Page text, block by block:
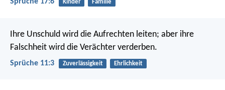
Sprüche 17:6 Kinder Familie
Ihre Unschuld wird die Aufrechten leiten; aber ihre
Falschheit wird die Verächter verderben.
Sprüche 11:3 Zuverlässigkeit Ehrlichkeit